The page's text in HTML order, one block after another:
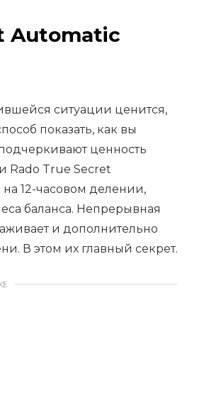
Automatic
ситуации ценится,
показать, как вы
ценность
Rado True Secret
12-часовом делении,
баланса. Непрерывная
и дополнительно
В этом их главный секрет.